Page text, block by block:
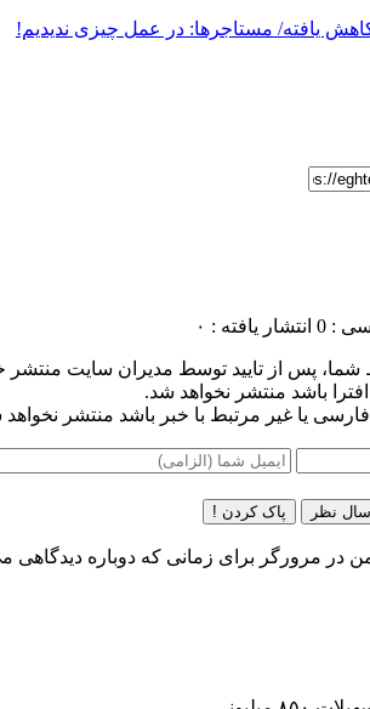
یافته/ مستاجرها: در عمل چیزی ندیدیم!
: 0 انتشار یافته : ۰
پس از تایید توسط مدیران سایت منتشر
باشد منتشر نخواهد شد.
یا غیر مرتبط با خبر باشد منتشر
نظر پاک کردن !
در مرورگر برای زمانی که دوباره دیدگاهی